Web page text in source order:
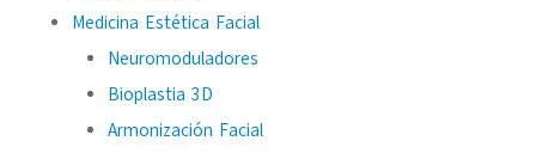
Medicina Estética Facial
Neuromoduladores
Bioplastia 3D
Armonización Facial